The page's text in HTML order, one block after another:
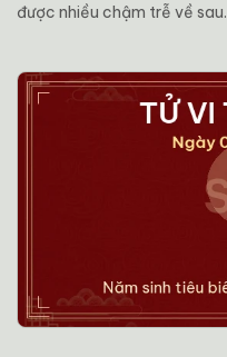
được nhiều chậm trễ về sau.